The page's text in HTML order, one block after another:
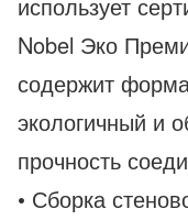
использует
Nobel Эко
содержит
экологичный и
прочность
• Сборка